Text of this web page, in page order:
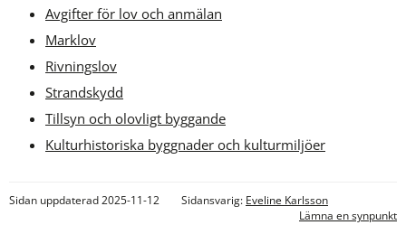
Avgifter för lov och anmälan
Marklov
Rivningslov
Strandskydd
Tillsyn och olovligt byggande
Kulturhistoriska byggnader och kulturmiljöer
Sidan uppdaterad 2025-11-12 Sidansvarig: Eveline Karlsson
Lämna en synpunkt